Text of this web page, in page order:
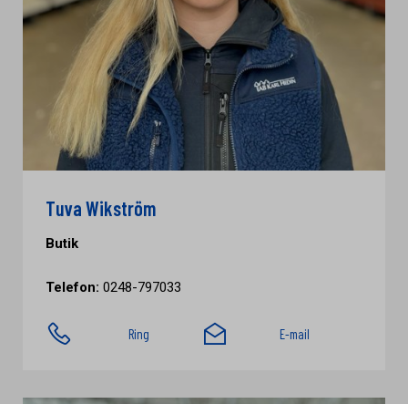
Tuva Wikström
Butik
Telefon: 0248-797033
Ring E-mail